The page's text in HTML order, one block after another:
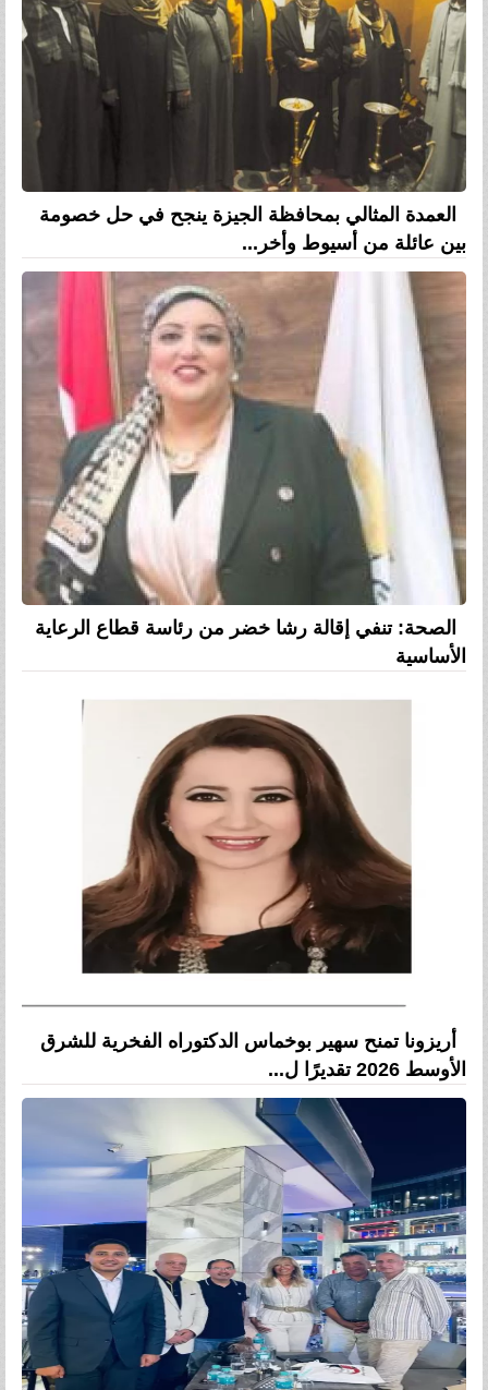
العمدة المثالي بمحافظة الجيزة ينجح في حل خصومة
بين عائلة من أسيوط وأخر...
الصحة: تنفي إقالة رشا خضر من رئاسة قطاع الرعاية
الأساسية
أريزونا تمنح سهير بوخماس الدكتوراه الفخرية للشرق
الأوسط 2026 تقديرًا ل...